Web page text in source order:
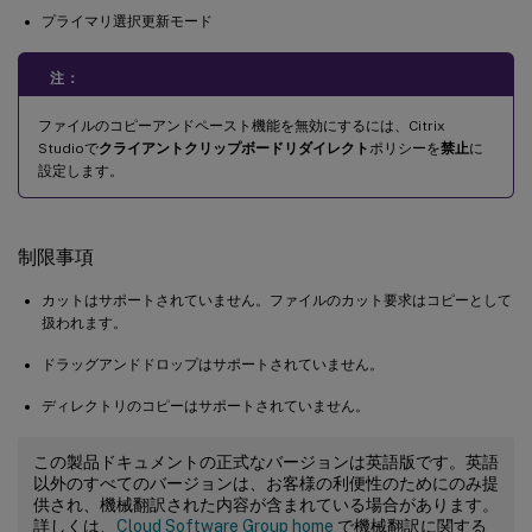
プライマリ選択更新モード
注：
ファイルのコピーアンドペースト機能を無効にするには、Citrix
Studioでクライアントクリップボードリダイレクト ポリシーを禁止に
設定します。
制限事項
カットはサポートされていません。ファイルのカット要求はコピーとして
扱われます。
ドラッグアンドドロップはサポートされていません。
ディレクトリのコピーはサポートされていません。
この製品ドキュメントの正式なバージョンは英語版です。英語
以外のすべてのバージョンは、お客様の利便性のためにのみ提
供され、機械翻訳された内容が含まれている場合があります。
詳しくは、 Cloud Software Group home で機械翻訳に関する